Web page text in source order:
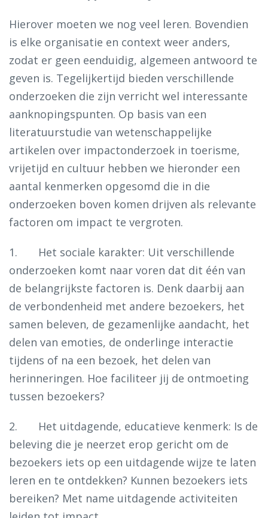
Hierover moeten we nog veel leren. Bovendien
is elke organisatie en context weer anders,
zodat er geen eenduidig, algemeen antwoord te
geven is. Tegelijkertijd bieden verschillende
onderzoeken die zijn verricht wel interessante
aanknopingspunten. Op basis van een
literatuurstudie van wetenschappelijke
artikelen over impactonderzoek in toerisme,
vrijetijd en cultuur hebben we hieronder een
aantal kenmerken opgesomd die in die
onderzoeken boven komen drijven als relevante
factoren om impact te vergroten.
1. Het sociale karakter: Uit verschillende
onderzoeken komt naar voren dat dit één van
de belangrijkste factoren is. Denk daarbij aan
de verbondenheid met andere bezoekers, het
samen beleven, de gezamenlijke aandacht, het
delen van emoties, de onderlinge interactie
tijdens of na een bezoek, het delen van
herinneringen. Hoe faciliteer jij de ontmoeting
tussen bezoekers?
2. Het uitdagende, educatieve kenmerk: Is de
beleving die je neerzet erop gericht om de
bezoekers iets op een uitdagende wijze te laten
leren en te ontdekken? Kunnen bezoekers iets
bereiken? Met name uitdagende activiteiten